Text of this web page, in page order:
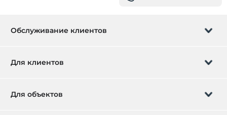
Обслуживание клиентов
Для клиентов
Подарочная карта
Для объектов